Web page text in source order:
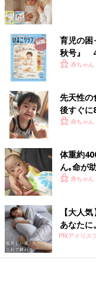
ょう。そして、「飲
て赤ちゃんのお世話
こクラブ編集部）
お話：橋本武夫先生
ター長）
※この記事は「たまひ
す。
あります。
育児の困
秋号』 4
いっぱい
赤ちゃん
先天性の
後すぐに
医療の現
赤ちゃん
体重約
ん｡命が
生児医療
赤ちゃん
【大人
あなたに。
PR(アイリス